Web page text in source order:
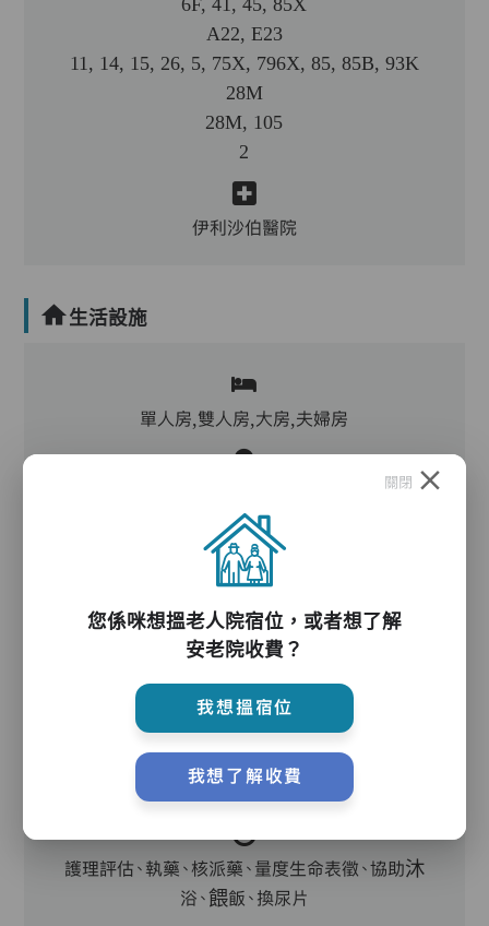
A22, E23
11, 14, 15, 26, 5, 75X, 796X, 85, 85B, 93K
28M
28M, 105
2
伊利沙伯醫院
生活設施
單人房,雙人房,大房,夫婦房
客廳,飯廳,活動區,廚房,洗衣房,冷氣,暖氣
電動床,氣墊床,升降機,防滑扶手,助行器/拐杖,輪
護理服務
主管,助理員,護理員,保健員,到診醫生
護理評估、執藥、核派藥、量度生命表徵、協助沐
浴、餵飯、換尿片
關閉
您係咪想搵老人院宿位，或者想了解
安老院收費？
我想搵宿位
我想了解收費